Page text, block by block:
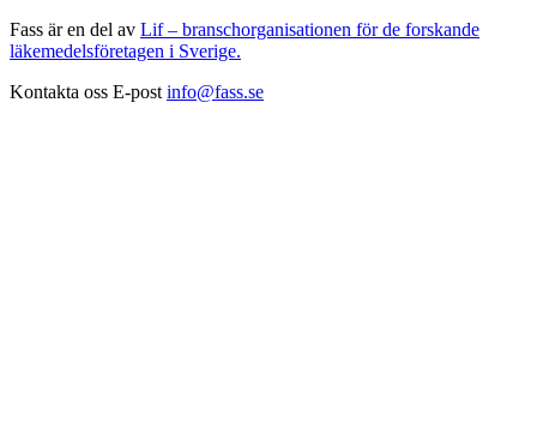
Fass är en del av Lif – branschorganisationen för de forskande
läkemedelsföretagen i Sverige.
Kontakta oss E-post info@fass.se